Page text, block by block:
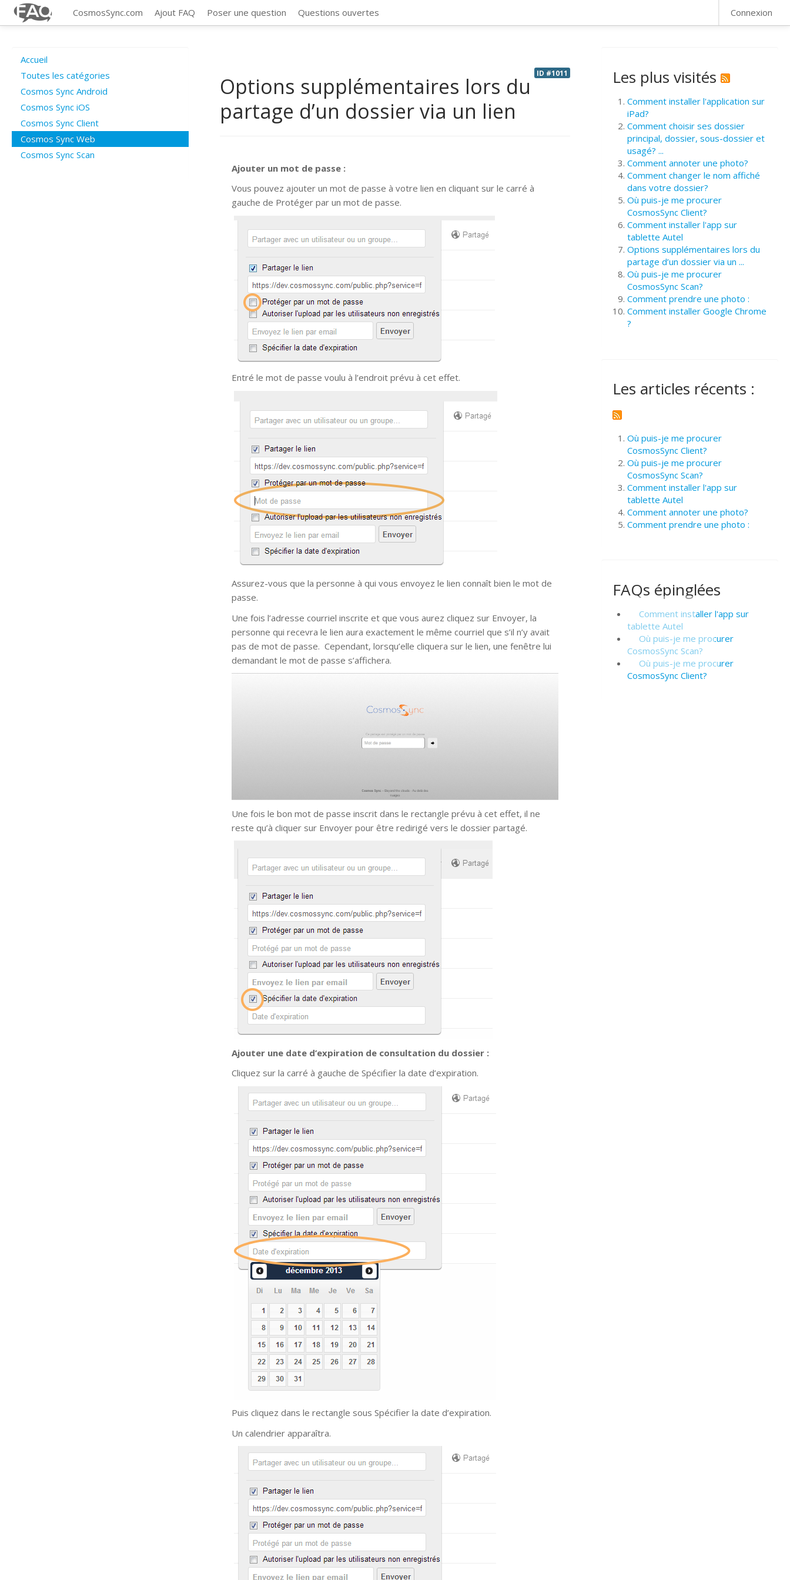
CosmosSync.com Ajout FAQ Poser une question Questions ouvertes Connexion
Accueil
Toutes les catégories
Cosmos Sync Android
Cosmos Sync iOS
Cosmos Sync Client
Cosmos Sync Web
Cosmos Sync Scan
ID #1011
Options supplémentaires lors du
partage d’un dossier via un lien
Ajouter un mot de passe :
Vous pouvez ajouter un mot de passe à votre lien en cliquant sur le carré à
gauche de Protéger par un mot de passe.
Entré le mot de passe voulu à l’endroit prévu à cet effet.
Assurez-vous que la personne à qui vous envoyez le lien connaît bien le mot de
passe.
Une fois l’adresse courriel inscrite et que vous aurez cliquez sur Envoyer, la
personne qui recevra le lien aura exactement le même courriel que s’il n’y avait
pas de mot de passe. Cependant, lorsqu’elle cliquera sur le lien, une fenêtre lui
demandant le mot de passe s’affichera.
Une fois le bon mot de passe inscrit dans le rectangle prévu à cet effet, il ne
reste qu’à cliquer sur Envoyer pour être redirigé vers le dossier partagé.
Ajouter une date d’expiration de consultation du dossier :
Cliquez sur la carré à gauche de Spécifier la date d’expiration.
Puis cliquez dans le rectangle sous Spécifier la date d’expiration.
Un calendrier apparaîtra.
Les plus visités
Comment installer l'application sur
iPad?
Comment choisir ses dossier
principal, dossier, sous-dossier et
usagé? ...
Comment annoter une photo?
Comment changer le nom affiché
dans votre dossier?
Où puis-je me procurer
CosmosSync Client?
Comment installer l'app sur
tablette Autel
Options supplémentaires lors du
partage d’un dossier via un ...
Où puis-je me procurer
CosmosSync Scan?
Comment prendre une photo :
Comment installer Google Chrome
?
Les articles récents :
Où puis-je me procurer
CosmosSync Client?
Où puis-je me procurer
CosmosSync Scan?
Comment installer l'app sur
tablette Autel
Comment annoter une photo?
Comment prendre une photo :
FAQs épinglées
Comment installer l'app sur
tablette Autel
Où puis-je me procurer
CosmosSync Scan?
Où puis-je me procurer
CosmosSync Client?